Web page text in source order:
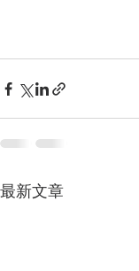
最新文章